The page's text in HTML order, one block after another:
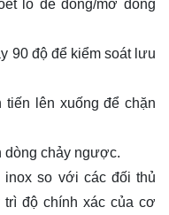
lỗ để đóng/mở dòng
90 độ để kiểm soát lưu
tiến lên xuống để chặn
dòng chảy ngược.
so với các đối thủ
độ chính xác của cơ